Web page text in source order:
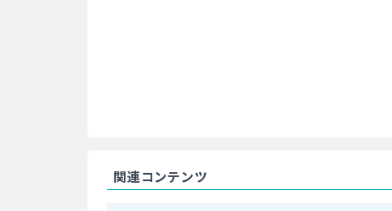
関連コンテンツ